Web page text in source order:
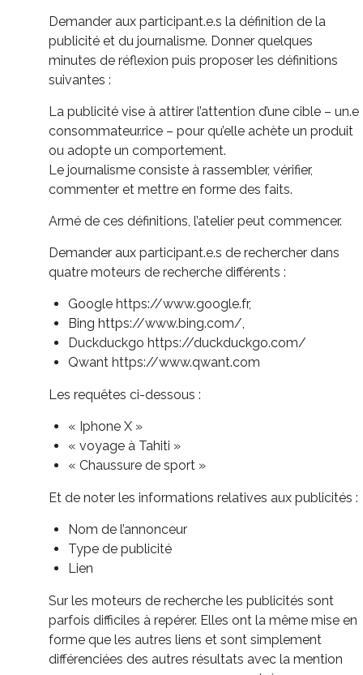
Demander aux participant.e.s la définition de la
publicité et du journalisme. Donner quelques
minutes de réflexion puis proposer les définitions
suivantes :
La publicité vise à attirer l’attention d’une cible – un.e
consommateur.rice – pour qu’elle achète un produit
ou adopte un comportement.
Le journalisme consiste à rassembler, vérifier,
commenter et mettre en forme des faits.
Armé de ces définitions, l’atelier peut commencer.
Demander aux participant.e.s de rechercher dans
quatre moteurs de recherche différents :
Google https://www.google.fr,
Bing https://www.bing.com/,
Duckduckgo https://duckduckgo.com/
Qwant https://www.qwant.com
Les requêtes ci-dessous :
« Iphone X »
« voyage à Tahiti »
« Chaussure de sport »
Et de noter les informations relatives aux publicités :
Nom de l’annonceur
Type de publicité
Lien
Sur les moteurs de recherche les publicités sont
parfois difficiles à repérer. Elles ont la même mise en
forme que les autres liens et sont simplement
différenciées des autres résultats avec la mention